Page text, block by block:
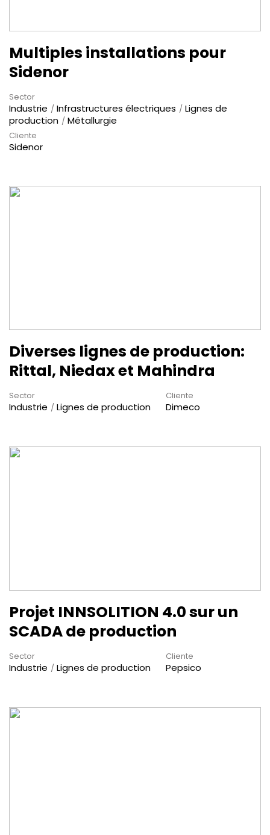
Multiples installations pour
Sidenor
Sector
Industrie Infrastructures électriques
Lignes de
production
Métallurgie
Cliente
Sidenor
Diverses lignes de production:
Rittal, Niedax et Mahindra
Sector
Industrie Lignes de production
Cliente
Dimeco
Projet INNSOLITION 4.0 sur un
SCADA de production
Sector
Industrie Lignes de production
Cliente
Pepsico